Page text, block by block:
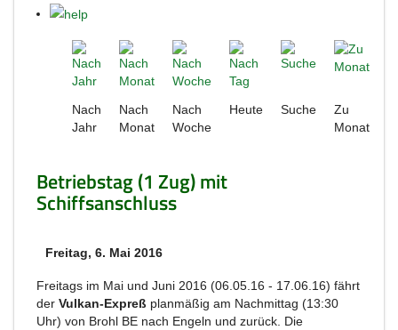
Nach
Jahr
Nach
Monat
Nach
Woche
Heute Suche
Zu
Monat
Betriebstag (1 Zug) mit
Schiffsanschluss
Freitag, 6. Mai 2016
Freitags im Mai und Juni 2016 (06.05.16 - 17.06.16) fährt
der Vulkan-Expreß planmäßig am Nachmittag (13:30
Uhr) von Brohl BE nach Engeln und zurück. Die